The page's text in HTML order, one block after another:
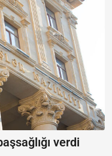
verdi